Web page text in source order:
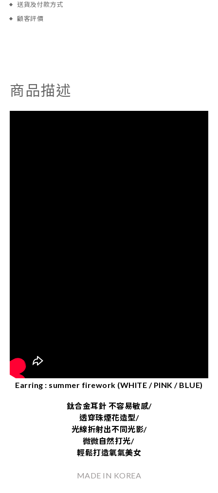
送貨及付款方式
顧客評價
商品描述
Earring : summer firework (WHITE / PINK / BLUE)
鈦合金耳針 不容易敏感/
透穿珠煙花造型/
光線折射出不同光影/
微微自然打光/
輕鬆打造氧氣美女
MADE IN KOREA